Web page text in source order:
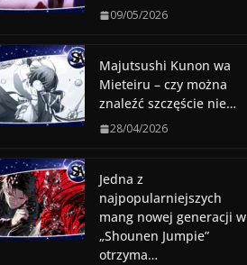
09/05/2026
Majutsushi Kunon wa
Mieteiru – czy można
znaleźć szczęście nie…
28/04/2026
Jedna z
najpopularniejszych
mang nowej generacji w
„Shounen Jumpie”
otrzyma…